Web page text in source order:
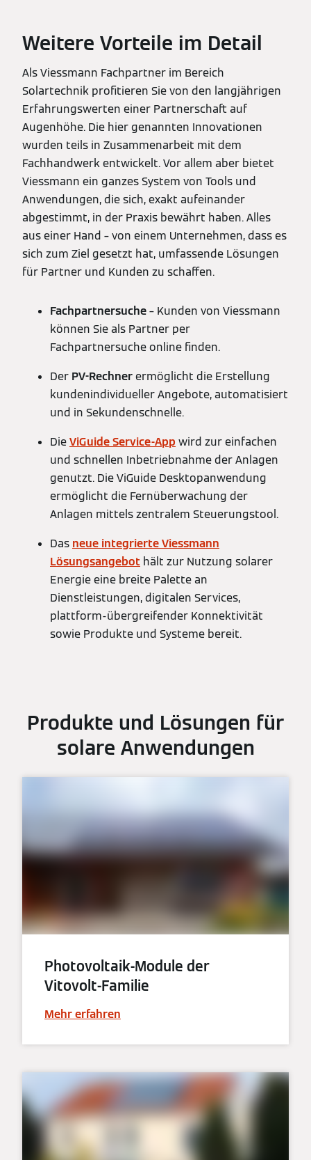
Weitere Vorteile im Detail
Als Viessmann Fachpartner im Bereich
Solartechnik profitieren Sie von den langjährigen
Erfahrungswerten einer Partnerschaft auf
Augenhöhe. Die hier genannten Innovationen
wurden teils in Zusammenarbeit mit dem
Fachhandwerk entwickelt. Vor allem aber bietet
Viessmann ein ganzes System von Tools und
Anwendungen, die sich, exakt aufeinander
abgestimmt, in der Praxis bewährt haben. Alles
aus einer Hand – von einem Unternehmen, dass es
sich zum Ziel gesetzt hat, umfassende Lösungen
für Partner und Kunden zu schaffen.
Fachpartnersuche– Kunden von Viessmann
können Sie als Partner per
Fachpartnersuche online finden.
Der PV-Rechnerermöglicht die Erstellung
kundenindividueller Angebote, automatisiert
und in Sekundenschnelle.
DieViGuide Service-App wird zur einfachen
und schnellen Inbetriebnahme der Anlagen
genutzt. Die ViGuide Desktopanwendung
ermöglicht die Fernüberwachung der
Anlagen mittels zentralem Steuerungstool.
Das neue integrierte Viessmann
Lösungsangebot hält zur Nutzung solarer
Energie eine breite Palette an
Dienstleistungen, digitalen Services,
plattform-übergreifender Konnektivität
sowie Produkte und Systeme bereit.
Produkte und Lösungen für
solare Anwendungen
Photovoltaik-Module der
Vitovolt-Familie
Mehr erfahren